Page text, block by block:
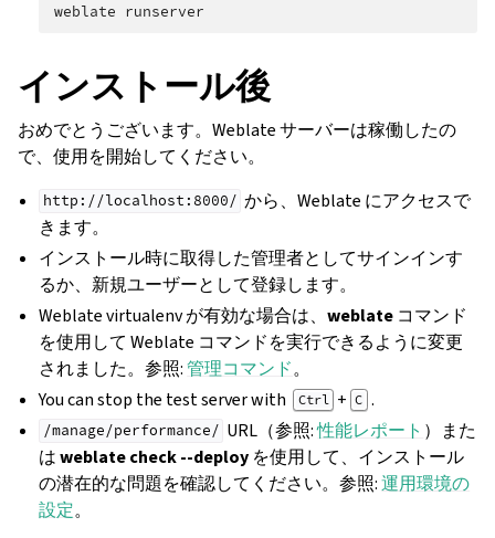
weblate
インストール後
おめでとうございます。Weblate サーバーは稼働したの
で、使用を開始してください。
http://localhost:8000/ から、Weblate にアクセスで
きます。
インストール時に取得した管理者としてサインインす
るか、新規ユーザーとして登録します。
Weblate virtualenv が有効な場合は、weblate コマンド
を使用して Weblate コマンドを実行できるように変更
されました。参照:管理コマンド。
You can stop the test server with
Ctrl + C .
/manage/performance/ URL（参照:性能レポート ）また
はweblate check --deploy を使用して、インストール
の潜在的な問題を確認してください。参照:運用環境の
設定。